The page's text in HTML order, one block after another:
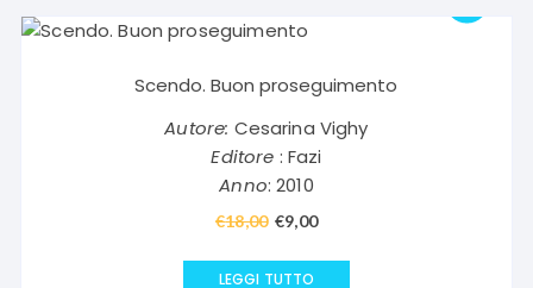
Scendo. Buon proseguimento
Autore: Cesarina Vighy
Editore : Fazi
Anno: 2010
€18,00 Il
originale
€9,00Il
LEGGI TUTTO